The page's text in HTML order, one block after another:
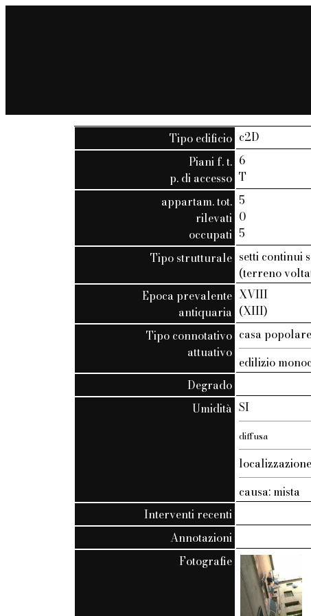
Tipo edificio c2D
Piani f. t.
p. di accesso
6
T
appartam. tot.
rilevati
occupati
5
0
5
Tipo strutturale setti continui
(terreno
Epoca prevalente
antiquaria
XVIII
(XIII)
Tipo connotativo
attuativo
casa
edilizio
Degrado
Umidità SI
diffusa
causa: mista
Interventi recenti
Annotazioni
Fotografie